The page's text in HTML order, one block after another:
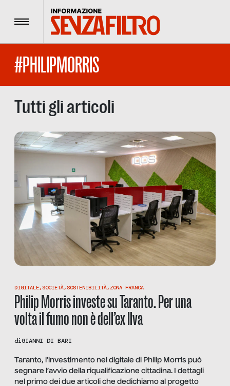
Menu
#PHILIPMORRIS
Tutti gli articoli
DIGITALE, SOCIETÀ, SOSTENIBILITÀ, ZONA FRANCA
Philip Morris investe su Taranto. Per una
volta il fumo non è dell’ex Ilva
diGIANNI DI BARI
Taranto, l’investimento nel digitale di Philip Morris può
segnare l’avvio della riqualificazione cittadina. I dettagli
nel primo dei due articoli che dedichiamo al progetto